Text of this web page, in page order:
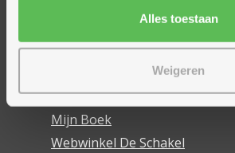
Alles toestaan
Weigeren
Mijn Zorgbedrijf
Onze innovaties
Mijn Boek
Webwinkel De Schakel